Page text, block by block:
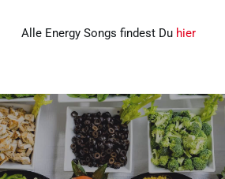
Alle Energy Songs findest Du hier